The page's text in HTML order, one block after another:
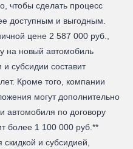
чтобы сделать процесс
доступным и выгодным.
цене 2 587 000 руб.,
на новый автомобиль
субсидии составит
Кроме того, компании
могут дополнительно
автомобиля по договору
более 1 100 000 руб.**
скидкой и субсидией,